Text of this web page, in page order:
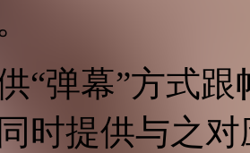
供“弹幕”方式
时提供与之